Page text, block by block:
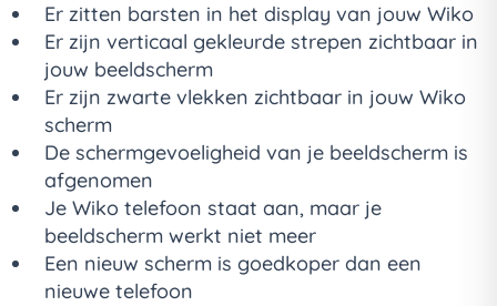
Er zitten barsten in het display van jouw Wiko
Er zijn verticaal gekleurde strepen zichtbaar in
jouw beeldscherm
Er zijn zwarte vlekken zichtbaar in jouw Wiko
scherm
De schermgevoeligheid van je beeldscherm is
afgenomen
Je Wiko telefoon staat aan, maar je
beeldscherm werkt niet meer
Een nieuw scherm is goedkoper dan een
nieuwe telefoon